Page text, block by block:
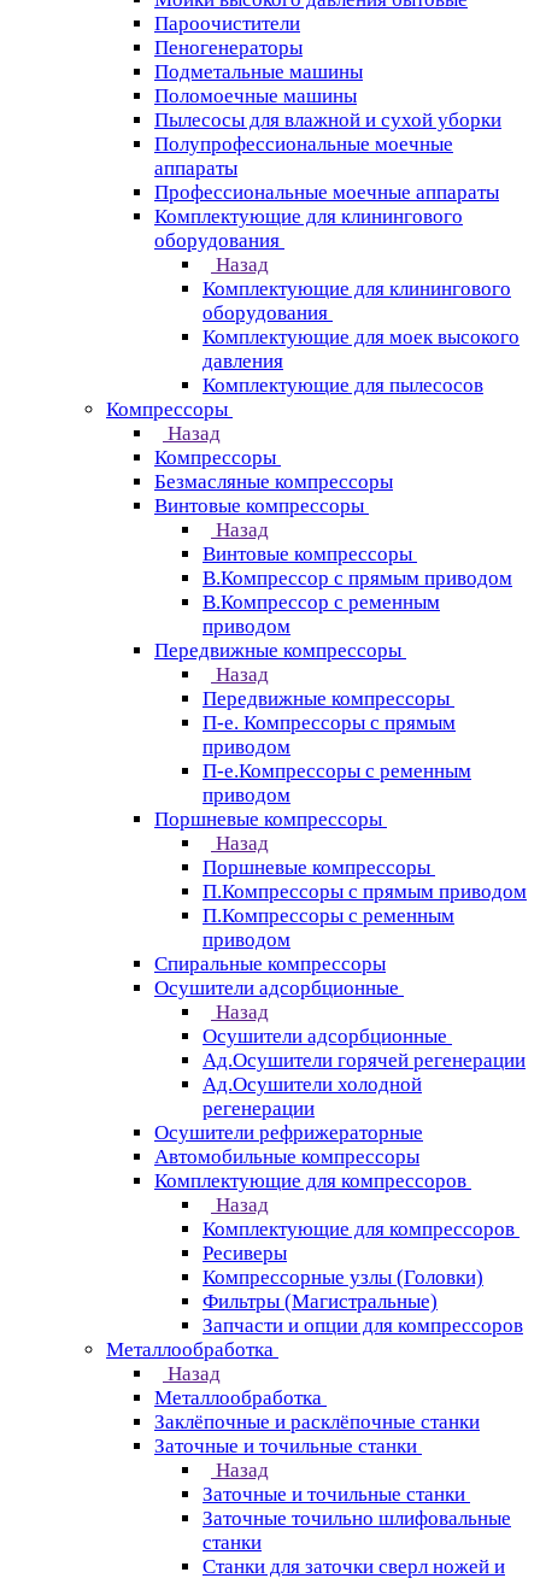
Пароочистители
Пеногенераторы
Подметальные машины
Поломоечные машины
Пылесосы для влажной и сухой уборки
Полупрофессиональные моечные
аппараты
Профессиональные моечные аппараты
Комплектующие для клинингового
оборудования
Назад
Комплектующие для клинингового
оборудования
Комплектующие для моек высокого
давления
Комплектующие для пылесосов
Компрессоры
Назад
Компрессоры
Безмасляные компрессоры
Винтовые компрессоры
Назад
Винтовые компрессоры
В.Компрессор с прямым приводом
В.Компрессор с ременным
приводом
Передвижные компрессоры
Назад
Передвижные компрессоры
П-е. Компрессоры с прямым
приводом
П-е.Компрессоры с ременным
приводом
Поршневые компрессоры
Назад
Поршневые компрессоры
П.Компрессоры с прямым приводом
П.Компрессоры с ременным
приводом
Спиральные компрессоры
Осушители адсорбционные
Назад
Осушители адсорбционные
Ад.Осушители горячей регенерации
Ад.Осушители холодной
регенерации
Осушители рефрижераторные
Автомобильные компрессоры
Комплектующие для компрессоров
Назад
Комплектующие для компрессоров
Ресиверы
Компрессорные узлы (Головки)
Фильтры (Магистральные)
Запчасти и опции для компрессоров
Металлообработка
Назад
Металлообработка
Заклёпочные и расклёпочные станки
Заточные и точильные станки
Назад
Заточные и точильные станки
Заточные точильно шлифовальные
станки
Станки для заточки сверл ножей и